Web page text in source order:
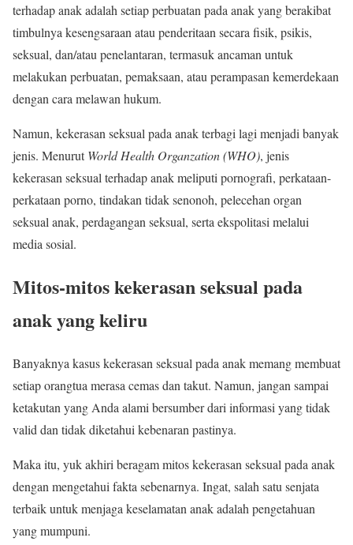
terhadap anak adalah setiap perbuatan pada anak yang berakibat
timbulnya kesengsaraan atau penderitaan secara fisik, psikis,
seksual, dan/atau penelantaran, termasuk ancaman untuk
melakukan perbuatan, pemaksaan, atau perampasan kemerdekaan
dengan cara melawan hukum.
Namun, kekerasan seksual pada anak terbagi lagi menjadi banyak
jenis. MenurutWorld Health Organzation (WHO), jenis
kekerasan seksual terhadap anak meliputi pornografi, perkataan-
perkataan porno, tindakan tidak senonoh, pelecehan organ
seksual anak, perdagangan seksual, serta ekspolitasi melalui
media sosial.
Mitos-mitos kekerasan seksual pada
anak yang keliru
Banyaknya kasus kekerasan seksual pada anak memang membuat
setiap orangtua merasa cemas dan takut. Namun, jangan sampai
ketakutan yang Anda alami bersumber dari informasi yang tidak
valid dan tidak diketahui kebenaran pastinya.
Maka itu, yuk akhiri beragam mitos kekerasan seksual pada anak
dengan mengetahui fakta sebenarnya. Ingat, salah satu senjata
terbaik untuk menjaga keselamatan anak adalah pengetahuan
yang mumpuni.